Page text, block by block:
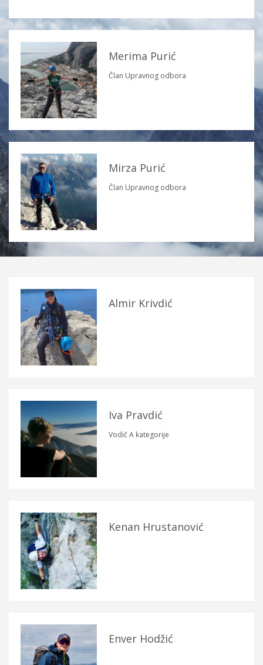
Merima Purić
Član Upravnog odbora
Mirza Purić
Član Upravnog odbora
Almir Krivdić
Iva Pravdić
Vodič A kategorije
Kenan Hrustanović
Enver Hodžić